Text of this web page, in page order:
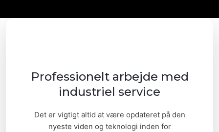
Professionelt arbejde med
industriel service
​Det er vigtigt altid at være opdateret på den
nyeste viden og teknologi inden for